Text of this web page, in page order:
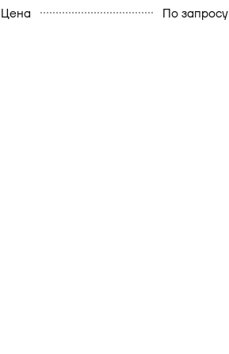
Цена
По запросу